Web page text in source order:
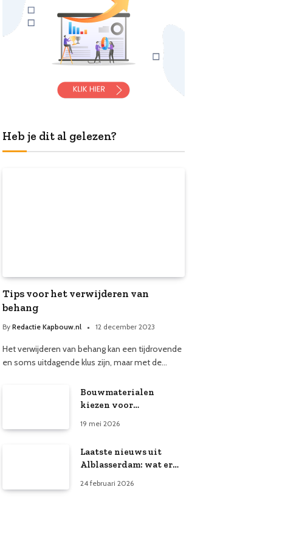
Heb je dit al gelezen?
Tips voor het verwijderen van
behang
By Redactie Kapbouw.nl 12 december 2023
Het verwijderen van behang kan een tijdrovende
en soms uitdagende klus zijn, maar met de…
Bouwmaterialen
kiezen voor
19 mei 2026
Laatste nieuws uit
Alblasserdam: wat er
24 februari 2026